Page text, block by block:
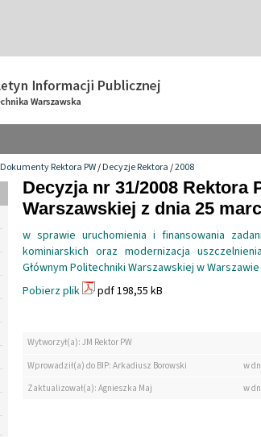
Dokumenty Rektora PW/Decyzje Rektora/2008
Decyzja nr 31/2008 Rektora
Warszawskiej z dnia 25
w sprawie uruchomienia i finansowania
kominiarskich oraz modernizacja
Głównym Politechniki Warszawskiej w
Pobierz plik
pdf 198,55 kB
Wytworzył(a): JM Rektor PW
Wprowadził(a) do BIP: Arkadiusz Borowski
w
Zaktualizował(a): Agnieszka Maj
w